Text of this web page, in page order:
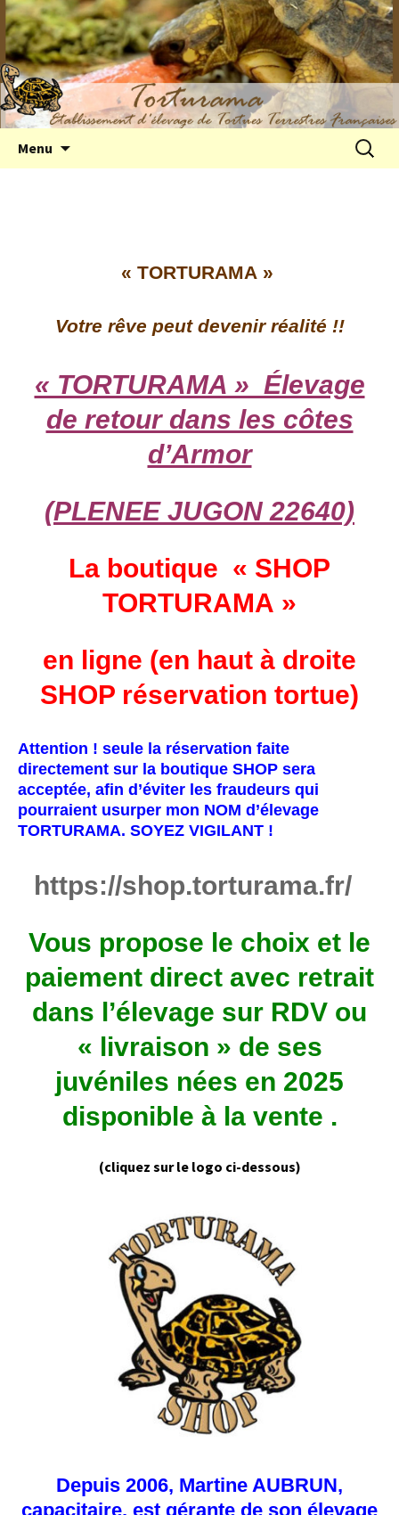
Elevage de tortues terrestres françaises
Hermann
Menu
« TORTURAMA »
Votre rêve peut devenir réalité !!
« TORTURAMA » Élevage
de retour dans les côtes
d’Armor
(PLENEE JUGON 22640)
La boutique « SHOP
TORTURAMA »
en ligne (en haut à droite
SHOP réservation tortue)
Attention ! seule la réservation faite
directement sur la boutique SHOP sera
acceptée, afin d’éviter les fraudeurs qui
pourraient usurper mon NOM d’élevage
TORTURAMA. SOYEZ VIGILANT !
https://shop.torturama.fr/
Vous propose le choix et le
paiement direct avec retrait
dans l’élevage sur RDV ou
« livraison » de ses
juvéniles nées en 2025
disponible à la vente .
(cliquez sur le logo ci-dessous)
Depuis 2006, Martine AUBRUN,
capacitaire, est gérante de son élevage